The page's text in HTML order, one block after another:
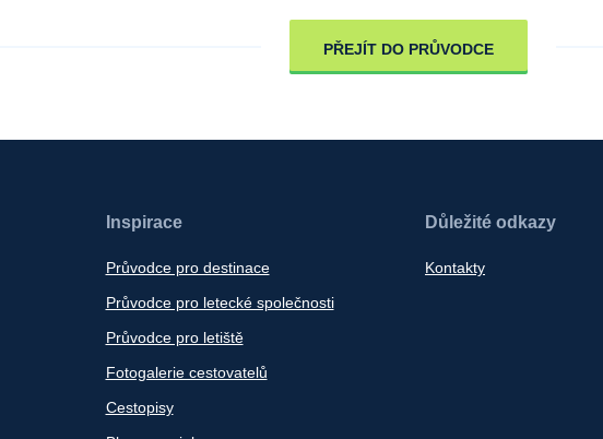
PŘEJÍT DO PRŮVODCE
Inspirace
Průvodce pro destinace
Průvodce pro letecké společnosti
Průvodce pro letiště
Fotogalerie cestovatelů
Cestopisy
Důležité odkazy
Kontakty